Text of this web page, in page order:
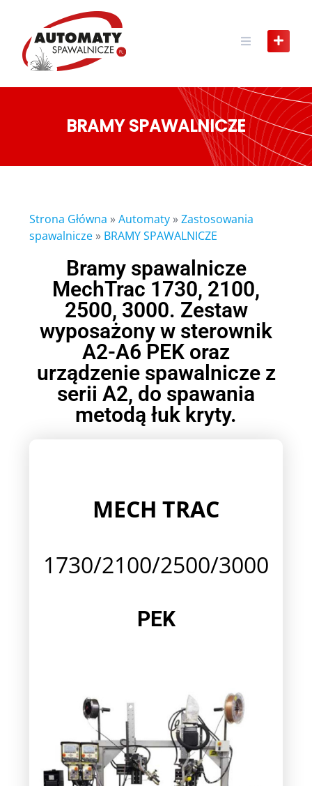
BRAMY SPAWALNICZE
Strona Główna »Automaty »Zastosowania
spawalnicze » BRAMY SPAWALNICZE
Bramy spawalnicze
MechTrac 1730, 2100,
2500, 3000. Zestaw
wyposażony w sterownik
A2-A6 PEK oraz
urządzenie spawalnicze z
serii A2, do spawania
metodą łuk kryty.
MECH TRAC
1730/2100/2500/3000
PEK